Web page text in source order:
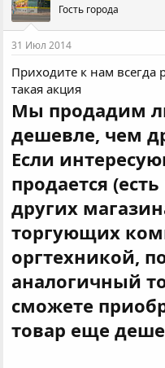
Гость города
31 Июл 2014
Приходите к нам всегда
такая акция
Мы продадим
дешевле, чем
Если
продается
других
торгующих
оргтехникой,
аналогичный
сможете
товар еще